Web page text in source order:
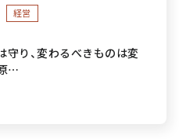
経営
り、変わるべきものは変